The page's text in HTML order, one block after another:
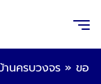
านครบวงจร » ขอ